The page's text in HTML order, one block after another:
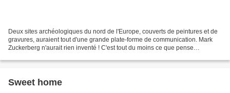
Deux sites archéologiques du nord de l'Europe, couverts de peintures et de
gravures, auraient tout d'une grande plate-forme de communication. Mark
Zuckerberg n'aurait rien inventé ! C'est tout du moins ce que pense
Sweet home